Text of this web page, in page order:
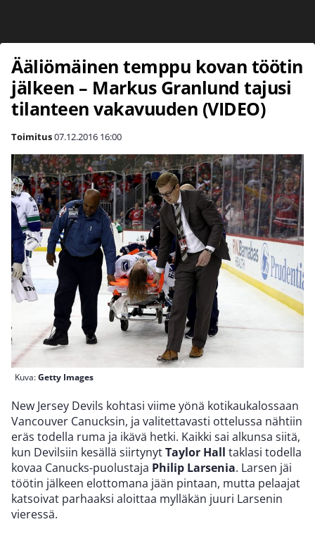
Ääliömäinen temppu kovan töötin
jälkeen – Markus Granlund tajusi
tilanteen vakavuuden (VIDEO)
Toimitus07.12.2016 16:00
Kuva:Getty Images
New Jersey Devils kohtasi viime yönä kotikaukalossaan
Vancouver Canucksin, ja valitettavasti ottelussa nähtiin
eräs todella ruma ja ikävä hetki. Kaikki sai alkunsa siitä,
kun Devilsiin kesällä siirtynytTaylor Hall taklasi todella
kovaa Canucks-puolustaja Philip Larsenia. Larsen jäi
töötin jälkeen elottomana jään pintaan, mutta pelaajat
katsoivat parhaaksi aloittaa mylläkän juuri Larsenin
vieressä.